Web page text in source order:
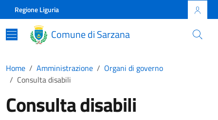
Skip to main content
Comune di Sarzana
Regione Liguria
Comune di Sarzana
Home Amministrazione
Organi di governo
Consulta disabili
Consulta disabili